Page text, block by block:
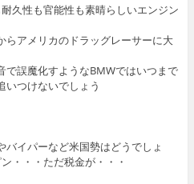
久性も官能性も素晴らしいエンジン
らアメリカのドラッグレーサーに大
で誤魔化すようなBMWではいつまで
いつけないでしょう
バイパーなど米国勢はどうでしょ
・・・ただ税金が・・・